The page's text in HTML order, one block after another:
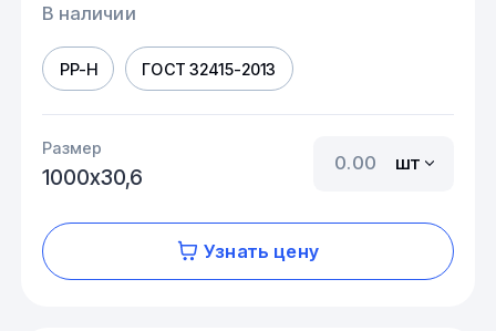
В наличии
PP-H ГОСТ 32415-2013
Размер
1000х30,6
шт
Узнать цену